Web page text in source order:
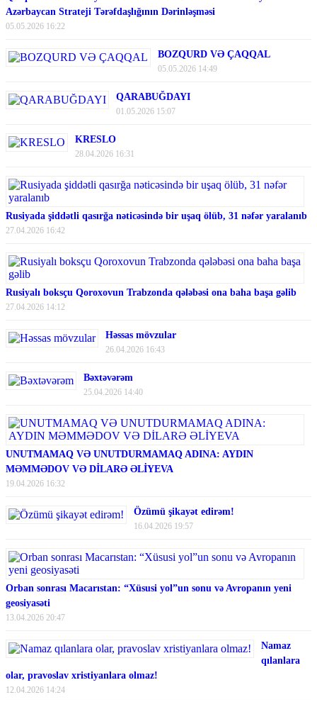
Azərbaycan Strateji Tərəfdaşlığının Dərinləşməsi
05.05.2026 16:22
BOZQURD VƏ ÇAQQAL
05.05.2026 14:49
QARABUĞDAYI
01.05.2026 15:07
KRESLO
28.04.2026 16:31
Rusiyada şiddətli qasırğa nəticəsində bir uşaq ölüb, 31 nəfər yaralanıb
27.04.2026 16:42
Rusiyalı boksçu Qoroxovun Trabzonda qələbəsi ona baha başa gəlib
27.04.2026 14:12
Həssas mövzular
26.04.2026 16:43
Bəxtəvərəm
25.04.2026 14:40
UNUTMAMAQ VƏ UNUTDURMAMAQ ADINA: AYDIN
MƏMMƏDOV VƏ DİLARƏ ƏLİYEVA
19.04.2026 16:32
Özümü şikayət edirəm!
16.04.2026 19:57
Orban sonrası Macarıstan: “Xüsusi yol”un sonu və Avropanın yeni
geosiyasəti
13.04.2026 20:47
Namaz
qılanlara
olar, pravoslav xristiyanlara olmaz!
12.04.2026 14:24